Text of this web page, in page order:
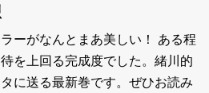
ーがなんとまあ美しい！ ある程
を上回る完成度でした。緒川的
に送る最新巻です。ぜひお読み